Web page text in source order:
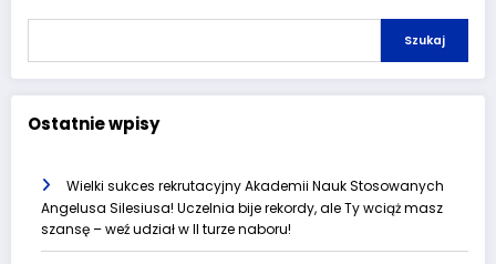
Szukaj
Ostatnie wpisy
Wielki sukces rekrutacyjny Akademii Nauk Stosowanych
Angelusa Silesiusa! Uczelnia bije rekordy, ale Ty wciąż masz
szansę – weź udział w II turze naboru!